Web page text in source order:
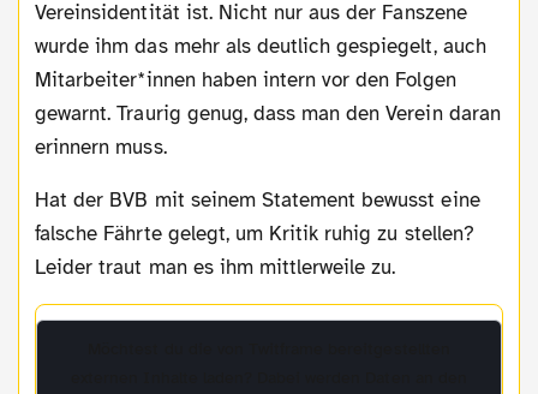
Vereinsidentität ist. Nicht nur aus der Fanszene
wurde ihm das mehr als deutlich gespiegelt, auch
Mitarbeiter*innen haben intern vor den Folgen
gewarnt. Traurig genug, dass man den Verein daran
erinnern muss.
Hat der BVB mit seinem Statement bewusst eine
falsche Fährte gelegt, um Kritik ruhig zu stellen?
Leider traut man es ihm mittlerweile zu.